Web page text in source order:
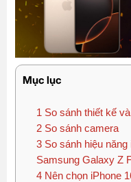
Mục lục
1 So sánh thiết kế
2 So sánh camera
3 So sánh hiệu
Samsung Galaxy Z
4 Nên chọn iPhone